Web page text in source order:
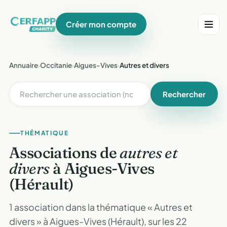
Créer mon compte
Annuaire›Occitanie›Aigues-Vives›Autres et divers
Rechercher
THÉMATIQUE
Associations deautres et
diversà Aigues-Vives
(Hérault)
1 association dans la thématique « Autres et
divers » à Aigues-Vives (Hérault), sur les 22